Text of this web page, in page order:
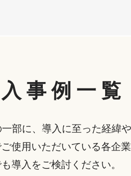
事例一覧
部に、導入に至った経緯
使用いただいている各企
導入をご検討ください。